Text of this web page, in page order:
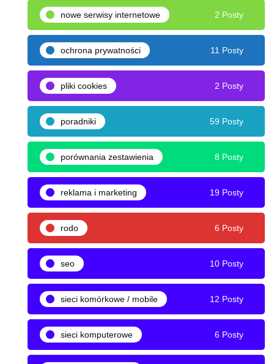
nowe serwisy internetowe 2 Posty
ochrona prywatności 11 Posty
pliki cookies 2 Posty
poradniki 59 Posty
porównania zestawienia 8 Posty
reklama i marketing 19 Posty
rodo 6 Posty
seo 10 Posty
sieci komórkowe / mobile 12 Posty
sieci komputerowe 6 Posty